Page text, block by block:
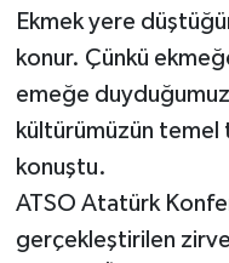
Ekmek yere
konur. Çünkü
emeğe duyduğumuz
kültürümüzün temel
konuştu.
ATSO Atatürk
gerçekleştirilen